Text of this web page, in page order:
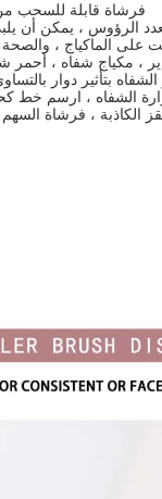
فرشاة قابلة للسحب
الرؤوس ، يمكن أن
الماكياج ، والصحة
، مكياج شفاه ،
الشفاه ، ارسم خط
الكاذبة ، فرشاة